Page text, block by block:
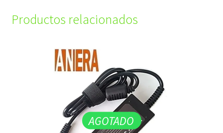
Productos relacionados
AGOTADO